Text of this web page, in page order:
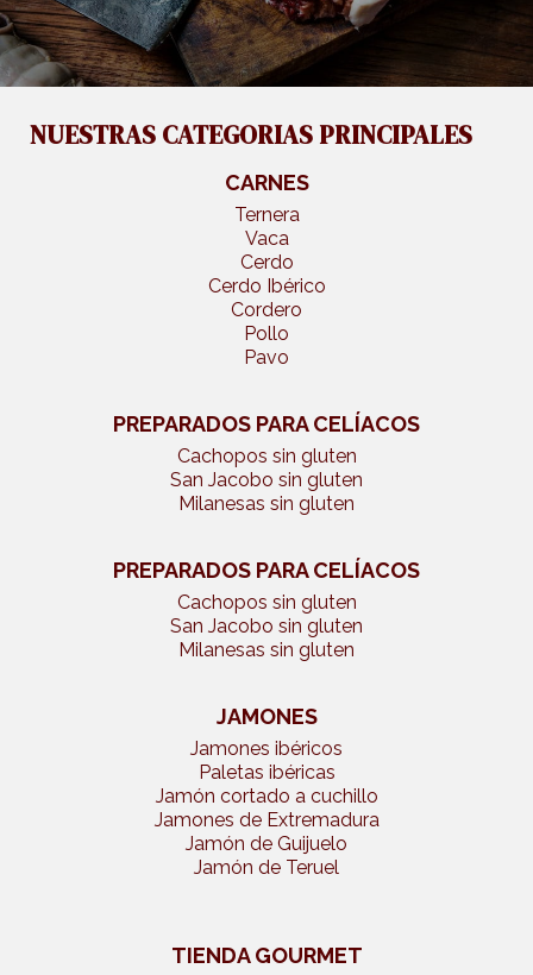
NUESTRAS CATEGORIAS PRINCIPALES
CARNES
Ternera
Vaca
Cerdo
Cerdo Ibérico
Cordero
Pollo
Pavo
PREPARADOS PARA CELÍACOS
Cachopos sin gluten
San Jacobo sin gluten
Milanesas sin gluten
PREPARADOS PARA CELÍACOS
Cachopos sin gluten
San Jacobo sin gluten
Milanesas sin gluten
JAMONES
Jamones ibéricos
Paletas ibéricas
Jamón cortado a cuchillo
Jamones de Extremadura
Jamón de Guijuelo
Jamón de Teruel
TIENDA GOURMET